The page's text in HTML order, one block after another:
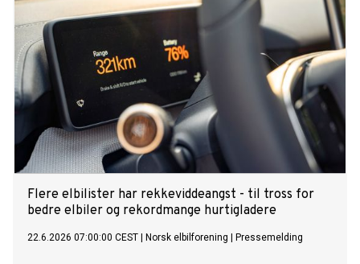
Flere elbilister har rekkeviddeangst - til tross for
bedre elbiler og rekordmange hurtigladere
22.6.2026 07:00:00 CEST Norsk elbilforening Pressemelding